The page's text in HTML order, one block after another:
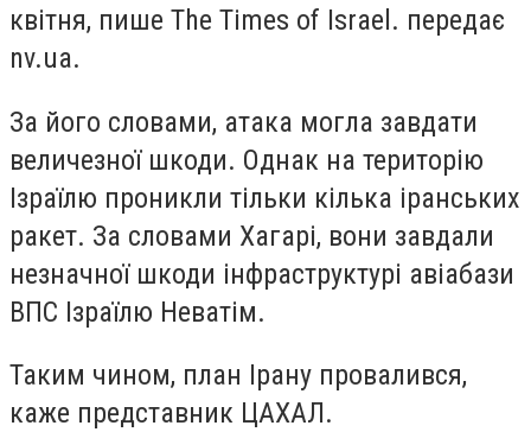
квітня, пише The Times of Israel. передає
nv.ua.
За його словами, атака могла завдати
величезної шкоди. Однак на територію
Ізраїлю проникли тільки кілька іранських
ракет. За словами Хагарі, вони завдали
незначної шкоди інфраструктурі авіабази
ВПС Ізраїлю Неватім.
Таким чином, план Ірану провалився,
каже представник ЦАХАЛ.